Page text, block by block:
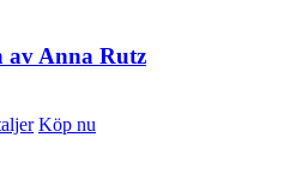
Anna Rutz
Köp nu